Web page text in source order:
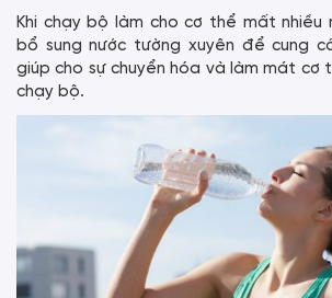
Khi chạy bộ làm cho cơ thể mất nhiều
bổ sung nước tường xuyên để cung
giúp cho sự chuyển hóa và làm mát cơ
chạy bộ.